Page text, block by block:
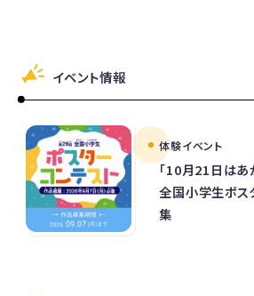
イベント情報
体験イベント
「10月21日は
全国小学生ポス
集